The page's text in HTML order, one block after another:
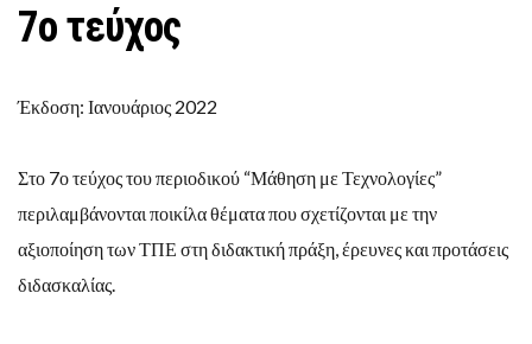
7ο τεύχος
Έκδοση: Ιανουάριος 2022
Στο 7ο τεύχος του περιοδικού “Μάθηση με Τεχνολογίες”
περιλαμβάνονται ποικίλα θέματα που σχετίζονται με την
αξιοποίηση των ΤΠΕ στη διδακτική πράξη, έρευνες και προτάσεις
διδασκαλίας.